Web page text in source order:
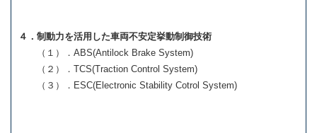
４．制動力を活用した車両不安定挙動制御技術
（１）．ABS(Antilock Brake System)
（２）．TCS(Traction Control System)
（３）．ESC(Electronic Stability Cotrol System)